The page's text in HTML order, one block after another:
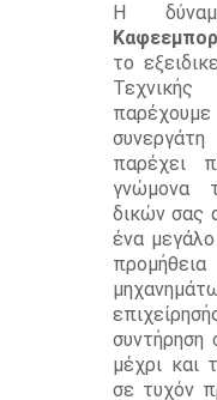
Η
το
παρέχει
γνώμονα
δικών σας
ένα
συντήρηση
μέχρι και
σε τυχόν